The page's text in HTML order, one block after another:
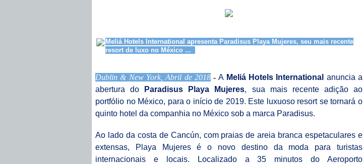
Meliá Hotels International apresenta Paradisus Playa Mujeres, seu mais recente
resort de luxo no México ...
Dublin & New York, Abril de 2018-A Meliá Hotels International anuncia a
abertura do
Paradisus Playa Mujeres, sua mais recente adição ao
portfólio no México, para o início de 2019. Este luxuoso resort se tornará o
quinto hotel da companhia no México sob a marca Paradisus.
Ao lado da costa de Cancún, com praias de areia branca espetaculares e
extensas, Playa Mujeres é o novo destino da moda para turistas
internacionais e locais. Localizado a 35 minutos do Aeroporto